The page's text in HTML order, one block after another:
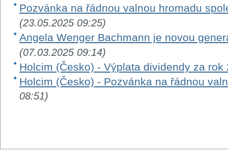
Pozvánka na řádnou valnou hromadu
(23.05.2025 09:25)
Angela Wenger Bachmann je novou
(07.03.2025 09:14)
Holcim (Česko) - Výplata dividendy za rok
Holcim (Česko) - Pozvánka na řádnou
08:51)